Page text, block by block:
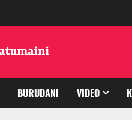
BURUDANI VIDEO